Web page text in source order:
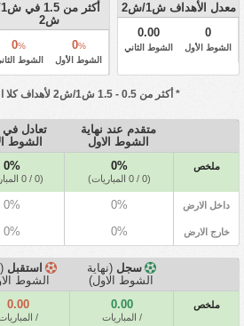
معدل الأهداف ش1/ش2
0
الشوط الأول
0.00
الشوط الثاني
ش2
0%
الشوط الأول
0%
الشوط
* أكثر من 0.5 - 1.5 ش1/ش2 لأهداف كلا الفريقين في المباراة.
متقدم عند نهاية
الشوط الاول
تعادل في
الشوط
ملخص 0%
(0 / 0 المباريات)
0%
(0 / 0 المباريات)
داخل الارض 0%
0%
خارج الارض 0%
0%
سجل (نهاية
الشوط الاول)
استقبل
الشوط
ملخص 0.00
/ المباريات
0.00
/